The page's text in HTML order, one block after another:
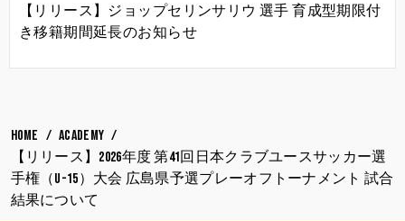
【リリース】ジョップセリンサリウ 選手 育成型期限付
き移籍期間延長のお知らせ
HOME
ACADEMY
【リリース】2026年度 第41回日本クラブユースサッカー選
手権（U-15）大会 広島県予選プレーオフトーナメント 試合
結果について